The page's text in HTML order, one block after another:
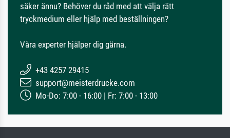
säker ännu? Behöver du råd med att välja rätt
tryckmedium eller hjälp med beställningen?
Våra experter hjälper dig gärna.
+43 4257 29415
support@meisterdrucke.com
Mo-Do: 7:00 - 16:00 | Fr: 7:00 - 13:00